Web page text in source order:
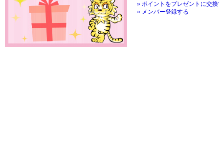
» ポイントをプレゼントに交
» メンバー登録する